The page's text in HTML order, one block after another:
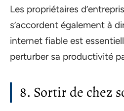
Les propriétaires
s’accordent également à
internet fiable est
perturber sa productivité
8. Sortir de chez